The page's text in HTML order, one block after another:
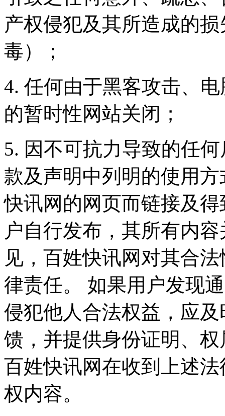
产权侵犯及其所造成的
毒）；
4. 任何由于黑客攻击、
的暂时性网站关闭；
5. 因不可抗力导致的任
款及声明中列明的使用
快讯网的网页而链接及
户自行发布，其所有内
见，百姓快讯网对其合
律责任。 如果用户发现
侵犯他人合法权益，应
馈，并提供身份证明、
百姓快讯网在收到上述
权内容。